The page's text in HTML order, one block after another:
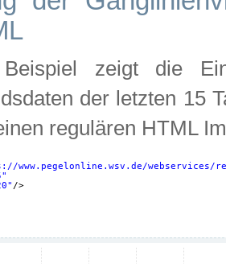
Beispiel zeigt die
der letzten 15
regulären HTML
www.pegelonline.wsv.de/webservices/
/>